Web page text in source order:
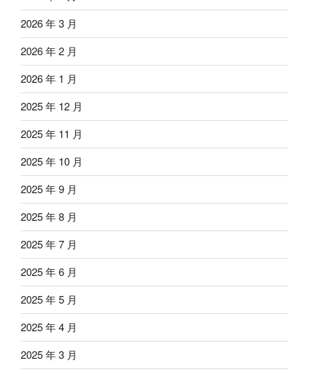
2026 年 3 月
2026 年 2 月
2026 年 1 月
2025 年 12 月
2025 年 11 月
2025 年 10 月
2025 年 9 月
2025 年 8 月
2025 年 7 月
2025 年 6 月
2025 年 5 月
2025 年 4 月
2025 年 3 月